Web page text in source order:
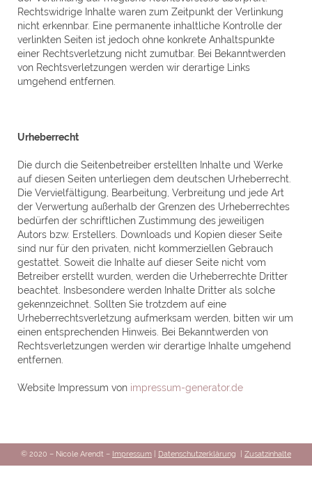
Rechtswidrige Inhalte waren zum Zeitpunkt der Verlinkung
nicht erkennbar. Eine permanente inhaltliche Kontrolle der
verlinkten Seiten ist jedoch ohne konkrete Anhaltspunkte
einer Rechtsverletzung nicht zumutbar. Bei Bekanntwerden
von Rechtsverletzungen werden wir derartige Links
umgehend entfernen.
Urheberrecht
Die durch die Seitenbetreiber erstellten Inhalte und Werke
auf diesen Seiten unterliegen dem deutschen Urheberrecht.
Die Vervielfältigung, Bearbeitung, Verbreitung und jede Art
der Verwertung außerhalb der Grenzen des Urheberrechtes
bedürfen der schriftlichen Zustimmung des jeweiligen
Autors bzw. Erstellers. Downloads und Kopien dieser Seite
sind nur für den privaten, nicht kommerziellen Gebrauch
gestattet. Soweit die Inhalte auf dieser Seite nicht vom
Betreiber erstellt wurden, werden die Urheberrechte Dritter
beachtet. Insbesondere werden Inhalte Dritter als solche
gekennzeichnet. Sollten Sie trotzdem auf eine
Urheberrechtsverletzung aufmerksam werden, bitten wir um
einen entsprechenden Hinweis. Bei Bekanntwerden von
Rechtsverletzungen werden wir derartige Inhalte umgehend
entfernen.
Website Impressum von impressum-generator.de
© 2020 – Nicole Arendt – Impressum Datenschutzerklärung Zusatzinhalte